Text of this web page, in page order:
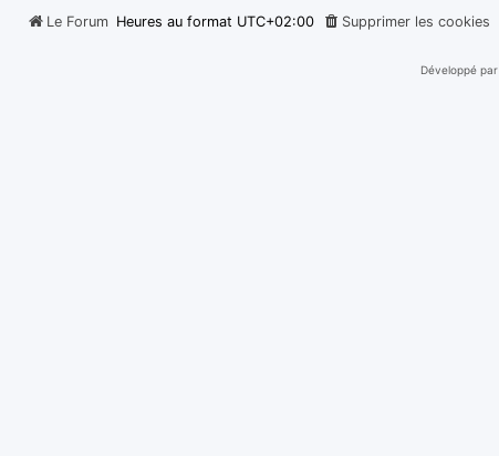
Le Forum Heures au format UTC+02:00 Supprimer les cookies
Développé par